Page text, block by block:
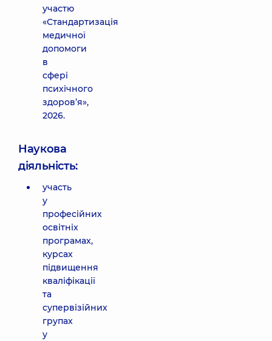
участю
«Стандартизація
медичної
допомоги
в
сфері
психічного
здоров’я»,
2026.
Наукова
діяльність:
участь
у
професійних
освітніх
програмах,
курсах
підвищення
кваліфікації
та
супервізійних
групах
у